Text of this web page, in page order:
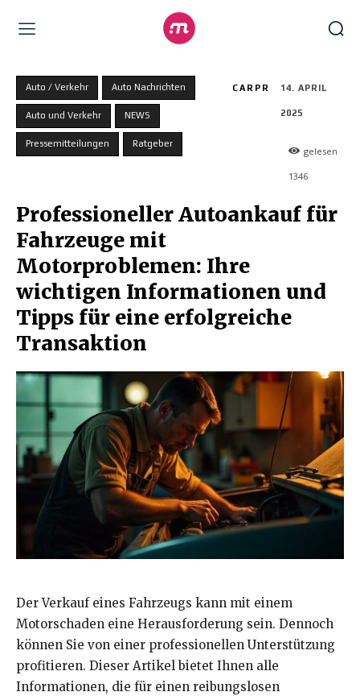
Auto / Verkehr Auto Nachrichten
Auto und Verkehr NEWS
Pressemitteilungen Ratgeber
CARPR 14. APRIL
2025
gelesen
1346
Professioneller Autoankauf für
Fahrzeuge mit
Motorproblemen: Ihre
wichtigen Informationen und
Tipps für eine erfolgreiche
Transaktion
Der Verkauf eines Fahrzeugs kann mit einem
Motorschaden eine Herausforderung sein. Dennoch
können Sie von einer professionellen Unterstützung
profitieren. Dieser Artikel bietet Ihnen alle
Informationen, die für einen reibungslosen